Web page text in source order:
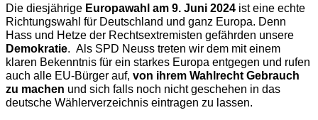
Die diesjährige Europawahl am 9. Juni 2024 ist eine echte
Richtungswahl für Deutschland und ganz Europa. Denn
Hass und Hetze der Rechtsextremisten gefährden unsere
Demokratie. Als SPD Neuss treten wir dem mit einem
klaren Bekenntnis für ein starkes Europa entgegen und rufen
auch alle EU-Bürger auf, von ihrem Wahlrecht Gebrauch
zu machen und sich falls noch nicht geschehen in das
deutsche Wählerverzeichnis eintragen zu lassen.